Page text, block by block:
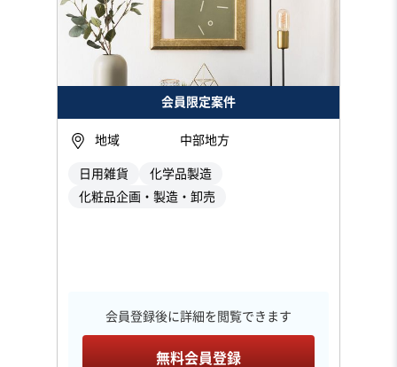
会員限定案件
地域 中部地方
日用雑貨
化学品製造
化粧品企画・製造・卸売
会員登録後に詳細を閲覧できます
無料会員登録